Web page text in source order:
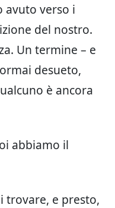
avuto verso i
del nostro.
Un termine – e
desueto,
è ancora
abbiamo il
trovare, e presto,